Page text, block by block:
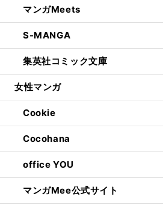
マンガMeets
S-MANGA
集英社コミック文庫
女性マンガ
Cookie
Cocohana
office YOU
マンガMee公式サイト